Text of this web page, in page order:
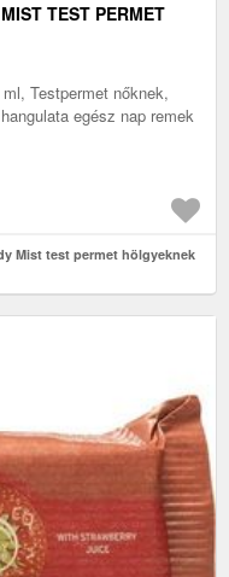
TEST PERMET
Testpermet nőknek,
egész nap remek
Mist test permet hölgyeknek